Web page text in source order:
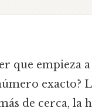
que empieza
exacto?
de cerca, la